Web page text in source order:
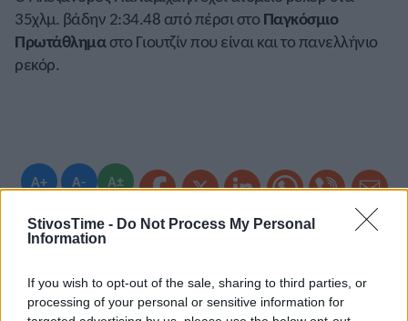
StivosTime - Do Not Process My Personal
Information
If you wish to opt-out of the sale, sharing to third parties, or
processing of your personal or sensitive information for
A+ A- A±
35χλμ. βάδην 2:34.48 από πέρσι στο Παγκόσμιο
Πρωτάθλημαστο Γιουτζίν που είναι και το πανελλήνιο
ρεκόρ.
Εγγραφείτε στο Stivostime των